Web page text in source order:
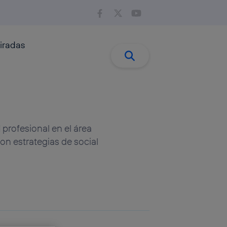
Buscar
en el área
estrategias de social